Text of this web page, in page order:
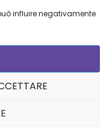
influire negativamente